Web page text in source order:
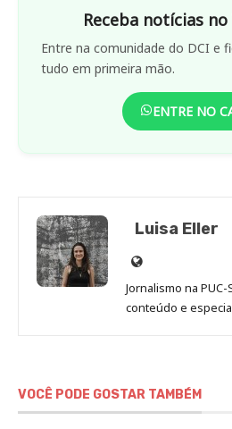
Receba notícias
Entre na comunidade do DCI e
tudo em primeira mão.
ENTRE NO
Luisa Eller
Site
de
Luisa
Jornalismo na
conteúdo e
VOCÊ PODE GOSTAR TAMBÉM